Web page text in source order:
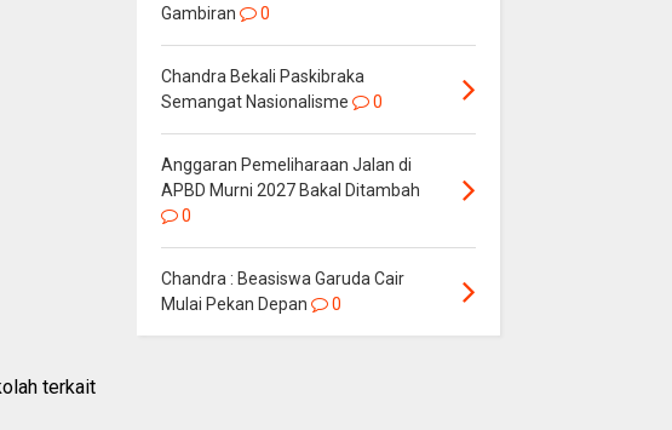
terkait
Gambiran
0
Chandra Bekali Paskibraka
Semangat Nasionalisme
0
Anggaran Pemeliharaan Jalan di
APBD Murni 2027 Bakal Ditambah
0
Chandra : Beasiswa Garuda Cair
Mulai Pekan Depan
0